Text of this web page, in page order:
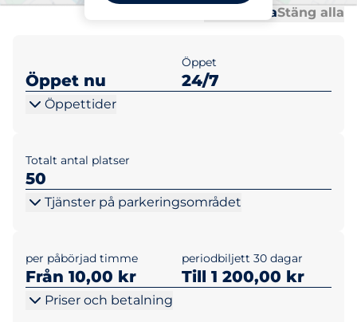
Öppna allaStäng alla
Öppet nu
Öppet
24/7
Öppettider
Totalt antal platser
50
Tjänster på parkeringsområdet
per påbörjad timme
Från 10,00 kr
periodbiljett 30 dagar
Till 1 200,00 kr
Priser och betalning